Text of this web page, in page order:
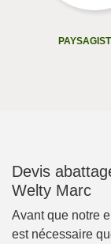
Devis
Welty Marc
Avant que notre
est nécessaire